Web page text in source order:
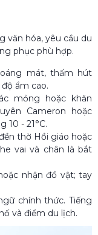
văn hóa, yêu cầu du
phục phù hợp.
mát, thấm hút
ẩm cao.
mỏng hoặc khăn
Cameron hoặc
10 - 21°C.
thờ Hồi giáo hoặc
vai và chân là bắt
nhận đồ vật; tay
chính thức. Tiếng
và điểm du lịch.